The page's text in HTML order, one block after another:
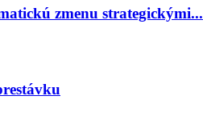
zmenu strategickými...